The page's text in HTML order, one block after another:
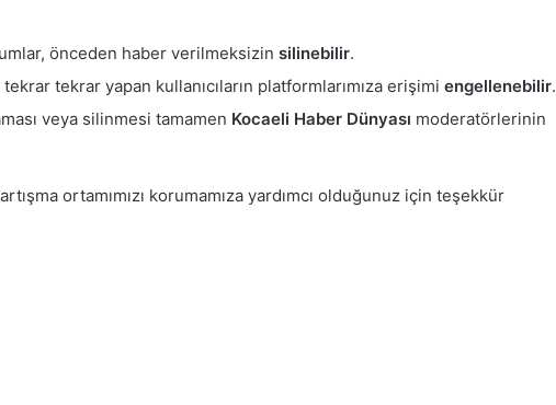
önceden haber verilmeksizin silinebilir.
tekrar yapan kullanıcıların platformlarımıza erişimi engellenebilir.
veya silinmesi tamamen Kocaeli Haber Dünyası moderatörlerinin
ortamımızı korumamıza yardımcı olduğunuz için teşekkür